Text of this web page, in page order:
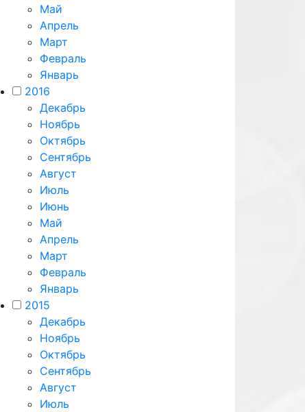
Май
Апрель
Март
Февраль
Январь
2016
Декабрь
Ноябрь
Октябрь
Сентябрь
Август
Июль
Июнь
Май
Апрель
Март
Февраль
Январь
2015
Декабрь
Ноябрь
Октябрь
Сентябрь
Август
Июль